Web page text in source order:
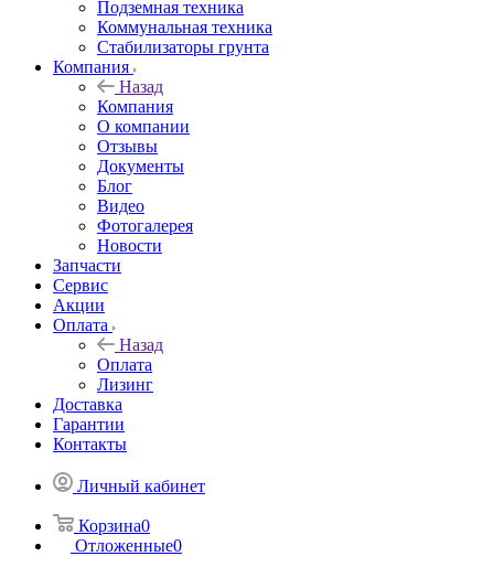
Подземная техника
Коммунальная техника
Стабилизаторы грунта
Компания
Назад
Компания
О компании
Отзывы
Документы
Блог
Видео
Фотогалерея
Новости
Запчасти
Сервис
Акции
Оплата
Назад
Оплата
Лизинг
Доставка
Гарантии
Контакты
Личный кабинет
Корзина0
Отложенные0